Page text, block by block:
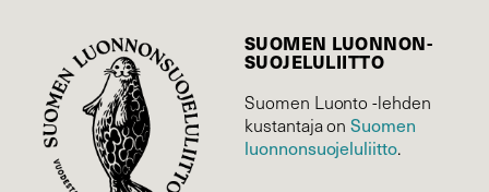
SUOMEN LUONNON­
SUOJELU­LIITTO
Suomen Luonto -lehden
kustantaja onSuomen
luonnonsuojelu­liitto.